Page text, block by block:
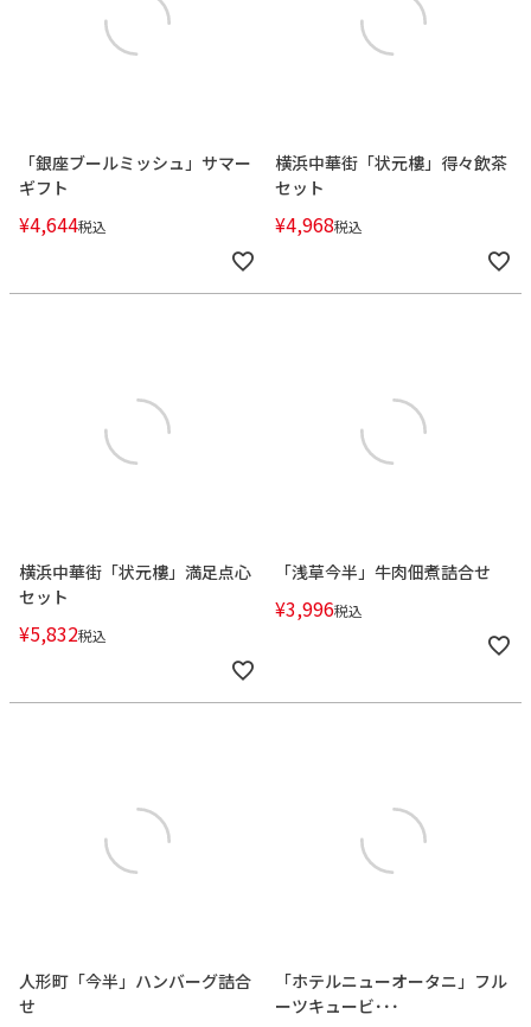
「銀座ブールミッシュ」サマー
ギフト
¥4,644税込
横浜中華街「状元樓」得々飲茶
セット
¥4,968税込
横浜中華街「状元樓」満足点心
セット
¥5,832税込
「浅草今半」牛肉佃煮詰合せ
¥3,996税込
人形町「今半」ハンバーグ詰合
せ
「ホテルニューオータニ」フル
ーツキュービ･･･